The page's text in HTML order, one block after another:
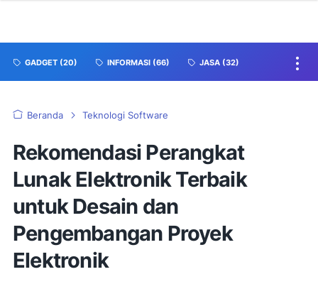
GADGET (20) INFORMASI (66) JASA (32)
Beranda Teknologi Software
Rekomendasi Perangkat
Lunak Elektronik Terbaik
untuk Desain dan
Pengembangan Proyek
Elektronik